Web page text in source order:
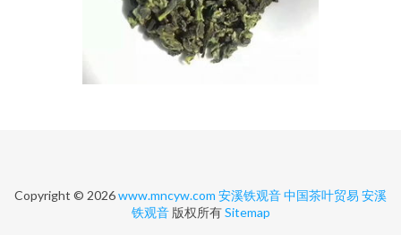
Copyright © 2026www.mncyw.com 安溪铁观音中国茶叶贸易 安溪
铁观音版权所有Sitemap